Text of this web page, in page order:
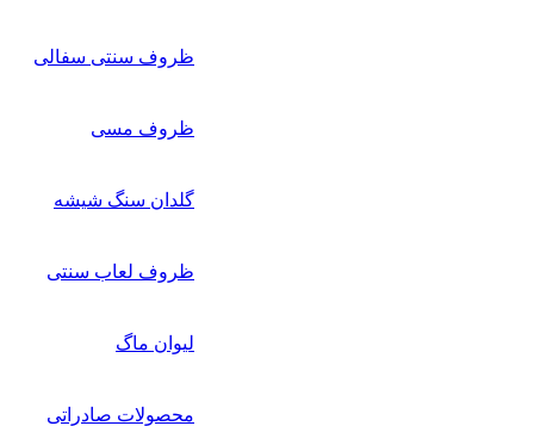
ظروف سنتی سفالی
ظروف مسی
گلدان سنگ شیشه
ظروف لعاب سنتی
لیوان ماگ
محصولات صادراتی